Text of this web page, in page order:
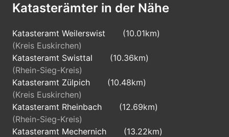
Katasterämter in der Nähe
Katasteramt Weilerswist
(10.01km)
(Kreis Euskirchen)
Katasteramt Swisttal
(10.36km)
(Rhein-Sieg-Kreis)
Katasteramt Zülpich
(10.48km)
(Kreis Euskirchen)
Katasteramt Rheinbach
(12.69km)
(Rhein-Sieg-Kreis)
Katasteramt Mechernich
(13.22km)